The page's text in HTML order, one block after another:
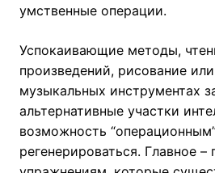
умственные операции.
Успокаивающие методы,
произведений, рисование
музыкальных инструментах
альтернативные участки
возможность
регенерироваться. Главное –